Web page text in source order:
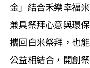
金」結合禾樂幸福
兼具祭拜心意與環
攜回白米祭拜，也
公益相結合，開創